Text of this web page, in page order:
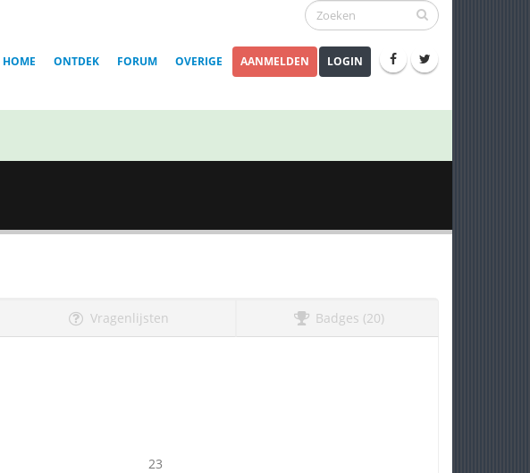
HOME ONTDEK FORUM OVERIGE AANMELDEN LOGIN
Vragenlijsten Badges (20)
23